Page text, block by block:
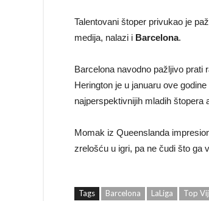
Talentovani štoper privukao je
medija, nalazi i Barcelona.
Barcelona navodno pažljivo prati
Herington je u januaru ove
najperspektivnijih mladih štopera
Momak iz Queenslanda
zrelošću u igri, pa ne čudi što ga
Tags Barcelona LaLiga Top